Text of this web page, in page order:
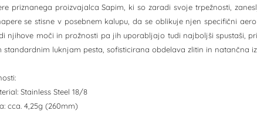
priznanega proizvajalca Sapim, ki so zaradi svoje trpežnosti,
se stisne v posebnem kalupu, da se oblikuje njen specifični
njihove moči in prožnosti pa jih uporabljajo tudi najboljši spustaši,
standardnim luknjam pesta, sofisticirana obdelava zlitin in natančna
Stainless Steel 18/8
cca. 4,25g (260mm)